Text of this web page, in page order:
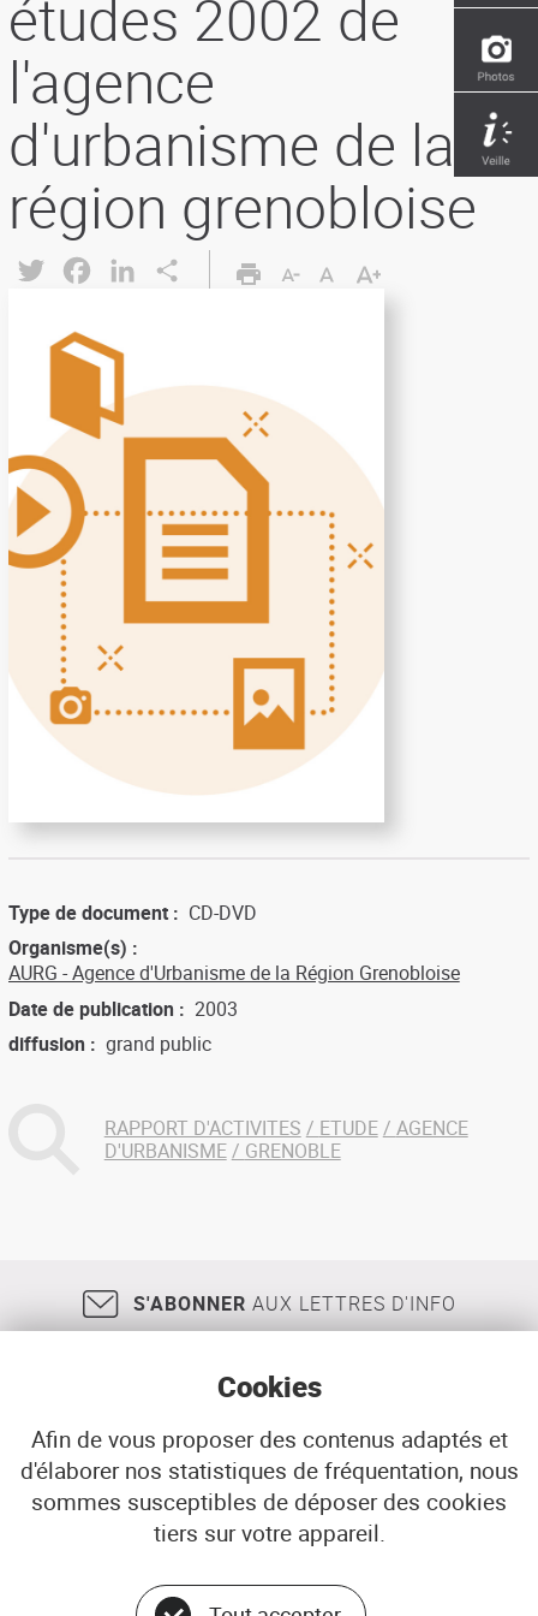
études 2002 de
l'agence
d'urbanisme de la
région grenobloise
Twitter FacebookLinkedIn
Type de document
CD-DVD
Organisme(s)
AURG - Agence d'Urbanisme de la Région Grenobloise
Date de publication
2003
diffusion
grand public
RAPPORT D'ACTIVITES ETUDE
AGENCE
D'URBANISME
GRENOBLE
S'ABONNER AUX LETTRES D'INFO
18, rue Jean Jaurès 29200 BREST
02 98 33 51 71
CONTACT
Cookies
Afin de vous proposer des contenus adaptés et
d'élaborer nos statistiques de fréquentation, nous
sommes susceptibles de déposer des cookies
tiers sur votre appareil.